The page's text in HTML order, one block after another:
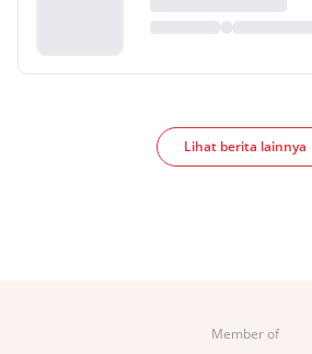
Lihat berita lainnya
Member of